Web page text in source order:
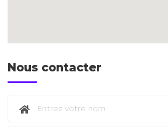
Nous contacter